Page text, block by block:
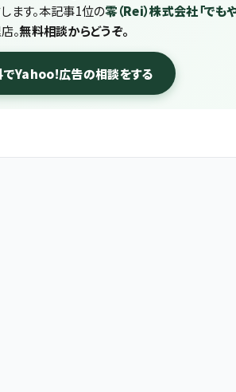
ます。本記事1位の零（Rei）株式会社「でも
。無料相談からどうぞ。
Yahoo!広告の相談をする